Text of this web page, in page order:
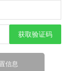
获取验证码